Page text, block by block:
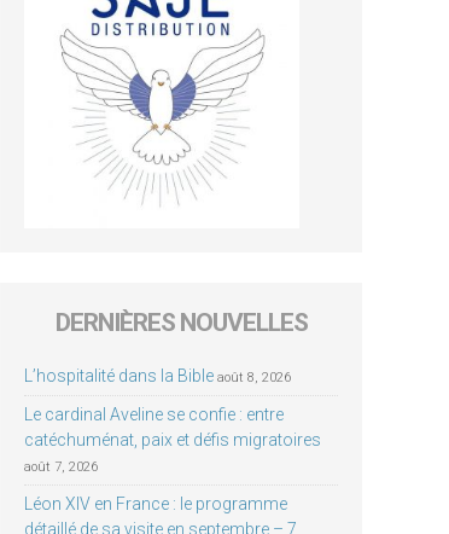
DERNIÈRES NOUVELLES
L’hospitalité dans la Bible août 8, 2026
Le cardinal Aveline se confie : entre
catéchuménat, paix et défis migratoires
août 7, 2026
Léon XIV en France : le programme
détaillé de sa visite en septembre – 7